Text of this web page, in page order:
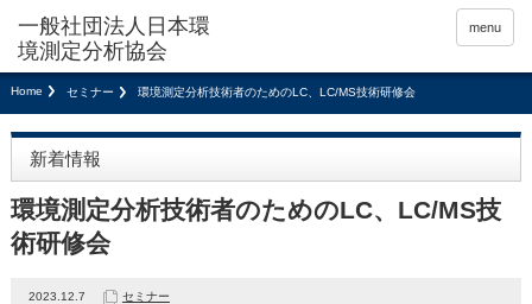
menu
Home セミナー 環境測定分析技術者のためのLC、LC/MS技術研修会
新着情報
環境測定分析技術者のためのLC、LC/MS技
術研修会
2023.12.7 セミナー